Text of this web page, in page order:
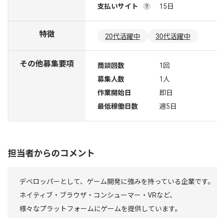
支払いサイト
15日
特徴 20代活躍中 30代活躍中
その他募集要項 商談回数
1回
募集人数
1人
作業開始日
即日
最低稼働日数
週5日
担当者からのコメント
デベロッパーとして、ゲーム開発に強みを持っている企業です。
ネイティブ・ブラウザ・コンシューマー・VRなど、
様々なプラットフォームにゲームを提供しています。